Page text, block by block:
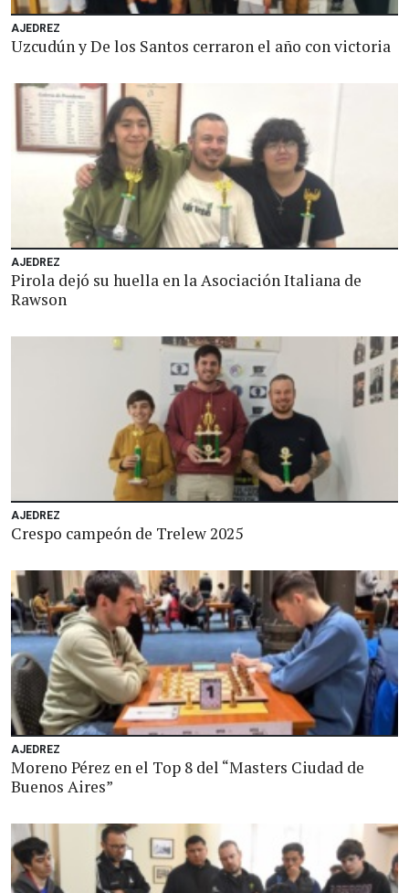
AJEDREZ
Uzcudún y De los Santos cerraron el año con victoria
AJEDREZ
Pirola dejó su huella en la Asociación Italiana de
Rawson
AJEDREZ
Crespo campeón de Trelew 2025
AJEDREZ
Moreno Pérez en el Top 8 del “Masters Ciudad de
Buenos Aires”